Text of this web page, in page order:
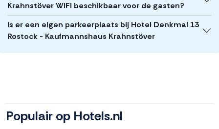
Krahnstöver WIFI beschikbaar voor de gasten?
Is er een eigen parkeerplaats bij Hotel Denkmal 13
Rostock - Kaufmannshaus Krahnstöver
Populair op Hotels.nl